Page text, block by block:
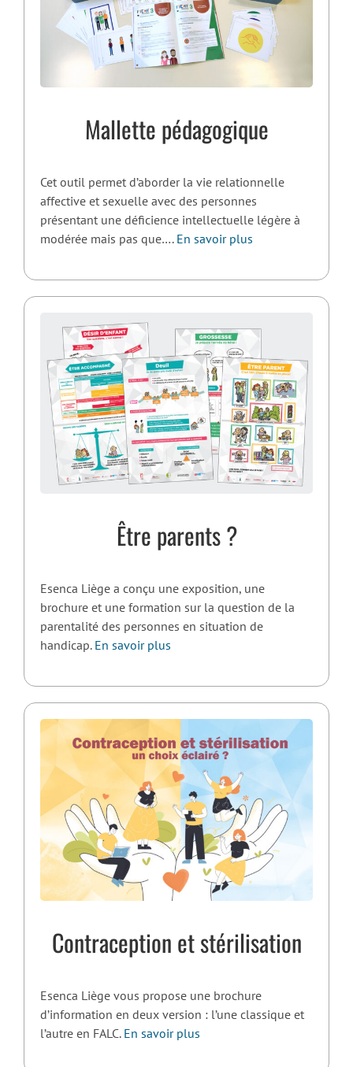
Mallette pédagogique
Cet outil permet d’aborder la vie relationnelle
affective et sexuelle avec des personnes
présentant une déficience intellectuelle légère à
modérée mais pas que…. En savoir plus
Être parents ?
Esenca Liège a conçu une exposition, une
brochure et une formation sur la question de la
parentalité des personnes en situation de
handicap. En savoir plus
Contraception et stérilisation
Esenca Liège vous propose une brochure
d’information en deux version : l’une classique et
l’autre en FALC. En savoir plus